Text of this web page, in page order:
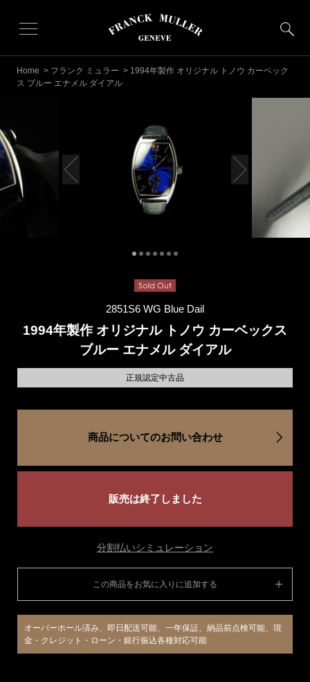
Home > フランク ミュラー > 1994年製作 オリジナル トノウ カーベック
ス ブルー エナメル ダイアル
2851S6 WG Blue Dail
1994年製作 オリジナル トノウ カーベックス
ブルー エナメル ダイアル
正規認定中古品
商品についてのお問い合わせ
販売は終了しました
分割払いシミュレーション
この商品をお気に入りに追加する
オーバーホール済み、即日配送可能、一年保証、納品前点検可能、現
金・クレジット・ローン・銀行振込各種対応可能